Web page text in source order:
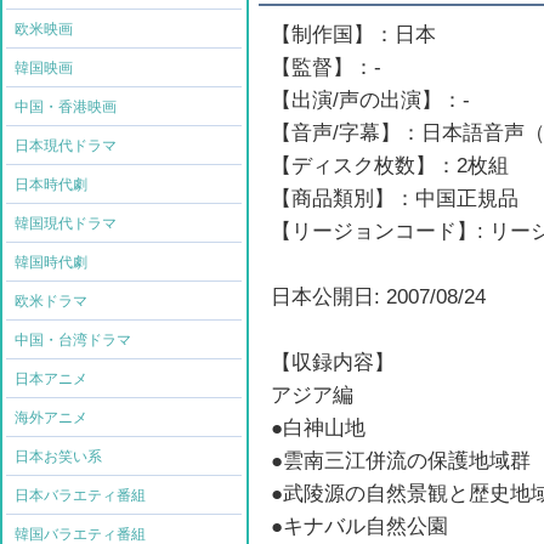
欧米映画
韓国映画
中国・香港映画
日本現代ドラマ
日本時代劇
韓国現代ドラマ
韓国時代劇
欧米ドラマ
中国・台湾ドラマ
日本アニメ
海外アニメ
日本お笑い系
日本バラエティ番組
韓国バラエティ番組
【制作国】：日本
【監督】：-
【出演/声の出演】：-
【音声/字幕】：日本語音声
【ディスク枚数】：2枚組
【商品類別】：中国正規品
【リージョンコード】: リ
日本公開日: 2007/08/24
【収録内容】
アジア編
●白神山地
●雲南三江併流の保護地域群
●武陵源の自然景観と歴史地
●キナバル自然公園